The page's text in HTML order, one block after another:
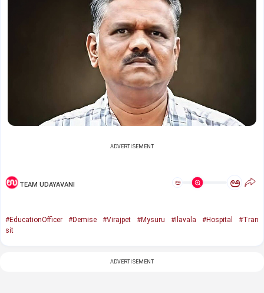
ADVERTISEMENT
TEAM UDAYAVANI ಅ ಅ
#EducationOfficer #Demise #Virajpet #Mysuru #Ilavala #Hospital
#Tran
sit
ADVERTISEMENT